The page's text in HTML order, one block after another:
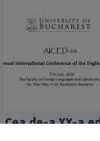
Cea de-a XX-a